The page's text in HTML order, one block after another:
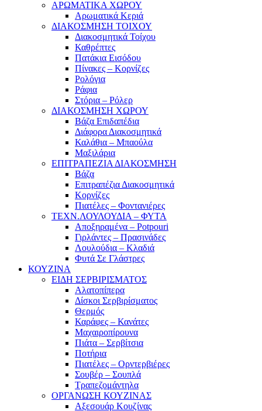
ΑΡΩΜΑΤΙΚΑ ΧΩΡΟΥ
Αρωματικά Κεριά
ΔΙΑΚΟΣΜΗΣΗ ΤΟΙΧΟΥ
Διακοσμητικά Τοίχου
Καθρέπτες
Πατάκια Εισόδου
Πίνακες – Κορνίζες
Ρολόγια
Ράφια
Στόρια – Ρόλερ
ΔΙΑΚΟΣΜΗΣΗ ΧΩΡΟΥ
Βάζα Επιδαπέδια
Διάφορα Διακοσμητικά
Καλάθια – Μπαούλα
Μαξιλάρια
ΕΠΙΤΡΑΠΕΖΙΑ ΔΙΑΚΟΣΜΗΣΗ
Βάζα
Επιτραπέζια Διακοσμητικά
Κορνίζες
Πιατέλες – Φοντανιέρες
ΤΕΧΝ.ΛΟΥΛΟΥΔΙΑ – ΦΥΤΑ
Αποξηραμένα – Potpouri
Γιρλάντες – Πρασινάδες
Λουλούδια – Κλαδιά
Φυτά Σε Γλάστρες
ΚΟΥΖΙΝΑ
ΕΙΔΗ ΣΕΡΒΙΡΙΣΜΑΤΟΣ
Αλατοπίπερα
Δίσκοι Σερβιρίσματος
Θερμός
Καράφες – Κανάτες
Μαχαιροπίρουνα
Πιάτα – Σερβίτσια
Ποτήρια
Πιατέλες – Ορντερβιέρες
Σουβέρ – Σουπλά
Τραπεζομάντηλα
ΟΡΓΑΝΩΣΗ ΚΟΥΖΙΝΑΣ
Αξεσουάρ Κουζίνας